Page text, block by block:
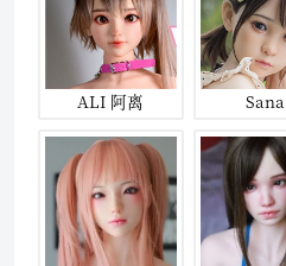
ALI 阿离 Sana